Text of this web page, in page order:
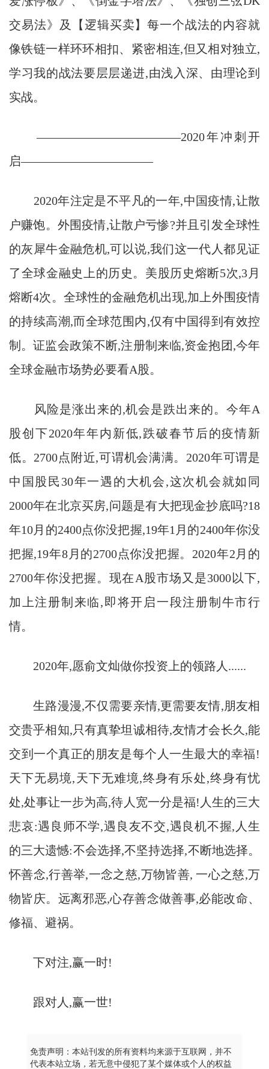
交易法》及【逻辑买卖】每一个战法的内容就
像铁链一样环环相扣、紧密相连,但又相对独立,
学习我的战法要层层递进,由浅入深、由理论到
实战。
————————————2020年冲刺开
启———————————
2020年注定是不平凡的一年,中国疫情,让散
户赚饱。外围疫情,让散户亏惨?并且引发全球性
的灰犀牛金融危机,可以说,我们这一代人都见证
了全球金融史上的历史。美股历史熔断5次,3月
熔断4次。全球性的金融危机出现,加上外围疫情
的持续高潮,而全球范围内,仅有中国得到有效控
制。证监会政策不断,注册制来临,资金抱团,今年
全球金融市场势必要看A股。
风险是涨出来的,机会是跌出来的。今年A
股创下2020年年内新低,跌破春节后的疫情新
低。2700点附近,可谓机会满满。2020年可谓是
中国股民30年一遇的大机会,这次机会就如同
2000年在北京买房,问题是有大把现金抄底吗?18
年10月的2400点你没把握,19年1月的2400年你没
把握,19年8月的2700点你没把握。2020年2月的
2700年你没把握。现在A股市场又是3000以下,
加上注册制来临,即将开启一段注册制牛市行
情。
2020年,愿俞文灿做你投资上的领路人......
生路漫漫,不仅需要亲情,更需要友情,朋友相
交贵乎相知,只有真挚坦诚相待,友情才会长久,能
交到一个真正的朋友是每个人一生最大的幸福!
天下无易境,天下无难境,终身有乐处,终身有忧
处,处事让一步为高,待人宽一分是福!人生的三大
悲哀:遇良师不学,遇良友不交,遇良机不握,人生
的三大遗憾:不会选择,不坚持选择,不断地选择。
怀善念,行善举,一念之慈,万物皆善, 一心之慈,万
物皆庆。远离邪恶,心存善念做善事,必能改命、
修福、避祸。
下对注,赢一时!
跟对人,赢一世!
免责声明：本站刊发的所有资料均来源于互联网，并不
代表本站立场，若无意中侵犯了某个媒体或个人的权益